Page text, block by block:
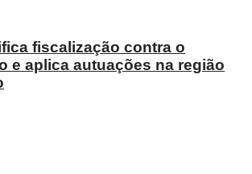
fiscalização contra o
e aplica autuações na região